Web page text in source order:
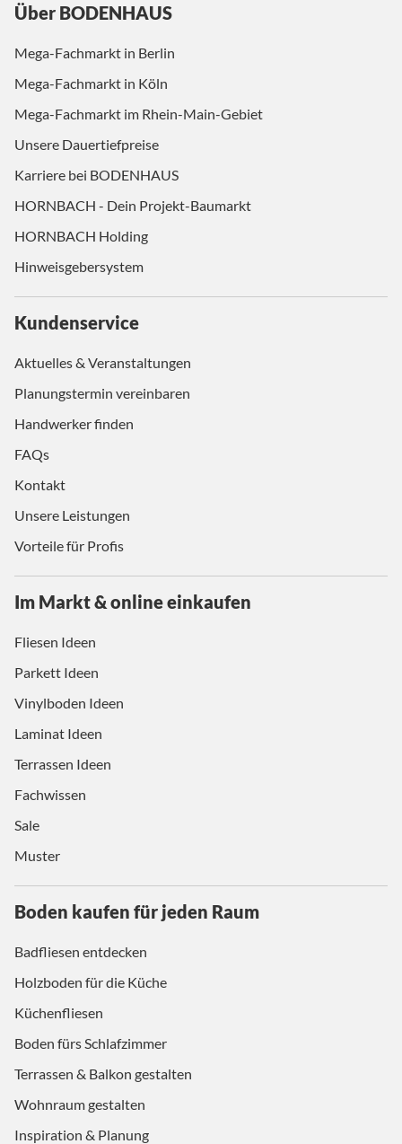
Über BODENHAUS
Mega-Fachmarkt in Berlin
Mega-Fachmarkt in Köln
Mega-Fachmarkt im Rhein-Main-Gebiet
Unsere Dauertiefpreise
Karriere bei BODENHAUS
HORNBACH - Dein Projekt-Baumarkt
HORNBACH Holding
Hinweisgebersystem
Kundenservice
Aktuelles & Veranstaltungen
Planungstermin vereinbaren
Handwerker finden
FAQs
Kontakt
Unsere Leistungen
Vorteile für Profis
Im Markt & online einkaufen
Fliesen Ideen
Parkett Ideen
Vinylboden Ideen
Laminat Ideen
Terrassen Ideen
Fachwissen
Sale
Muster
Boden kaufen für jeden Raum
Badfliesen entdecken
Holzboden für die Küche
Küchenfliesen
Boden fürs Schlafzimmer
Terrassen & Balkon gestalten
Wohnraum gestalten
Inspiration & Planung